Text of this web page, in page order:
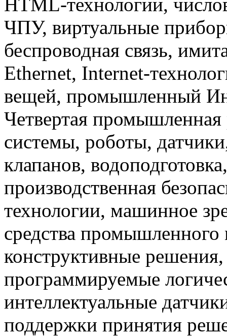
ЧПУ, виртуальные
беспроводная связь,
Ethernet, Internet-
вещей, промышленный
Четвертая
системы, роботы,
клапанов,
производственная
технологии, машинное
средства
конструктивные
программируемые
интеллектуальные
поддержки принятия